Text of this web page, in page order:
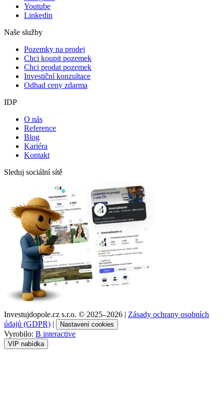
Youtube
Linkedin
Naše služby
Pozemky na prodej
Chci koupit pozemek
Chci prodat pozemek
Investiční konzultace
Odhad ceny zdarma
IDP
O nás
Reference
Blog
Kariéra
Kontakt
Sleduj sociální sítě
Investujdopole.cz s.r.o. © 2025–2026 | Zásady ochrany osobních
údajů (GDPR) | Nastavení cookies
Vyrobilo: B interactive
VIP nabídka